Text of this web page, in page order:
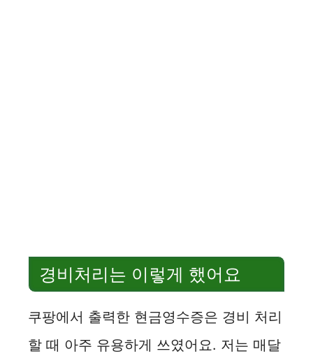
경비처리는 이렇게 했어요
쿠팡에서 출력한 현금영수증은 경비 처리
할 때 아주 유용하게 쓰였어요. 저는 매달